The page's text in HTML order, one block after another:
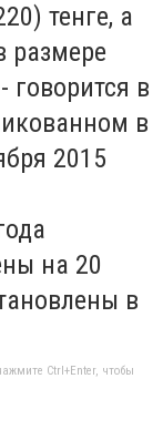
тенге, а
размере
говорится в
в
2015
на 20
в
Ctrl+Enter, чтобы